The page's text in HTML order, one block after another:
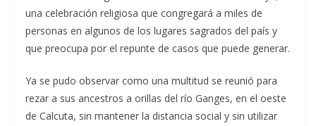
una celebración religiosa que congregará a miles de
personas en algunos de los lugares sagrados del país y
que preocupa por el repunte de casos que puede generar.
Ya se pudo observar como una multitud se reunió para
rezar a sus ancestros a orillas del río Ganges, en el oeste
de Calcuta, sin mantener la distancia social y sin utilizar